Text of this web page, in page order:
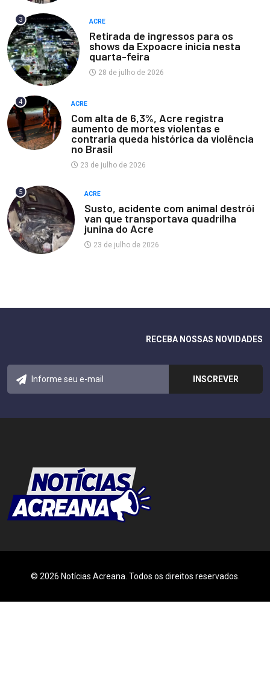
3 ACRE
Retirada de ingressos para os
shows da Expoacre inicia nesta
quarta-feira
28 de julho de 2026
4 ACRE
Com alta de 6,3%, Acre registra
aumento de mortes violentas e
contraria queda histórica da violência
no Brasil
23 de julho de 2026
5 ACRE
Susto, acidente com animal destrói
van que transportava quadrilha
junina do Acre
23 de julho de 2026
RECEBA NOSSAS NOVIDADES
© 2026 Notícias Acreana. Todos os direitos reservados.